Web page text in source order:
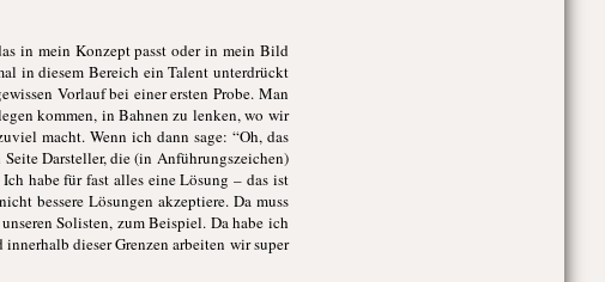
in mein Konzept passt oder in mein Bild
in diesem Bereich ein Talent unterdrückt
Vorlauf bei einer ersten Probe. Man
kommen, in Bahnen zu lenken, wo wir
macht. Wenn ich dann sage: “Oh, das
Darsteller, die (in Anführungszeichen)
habe für fast alles eine Lösung – das ist
bessere Lösungen akzeptiere. Da muss
Solisten, zum Beispiel. Da habe ich
dieser Grenzen arbeiten wir super